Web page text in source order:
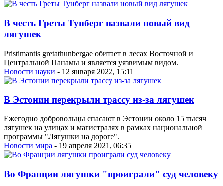
В честь Греты Тунберг назвали новый вид
лягушек
Pristimantis gretathunbergae обитает в лесах Восточной и
Центральной Панамы и является уязвимым видом.
Новости науки - 12 января 2022, 15:11
В Эстонии перекрыли трассу из-за лягушек
Ежегодно добровольцы спасают в Эстонии около 15 тысяч
лягушек на улицах и магистралях в рамках национальной
программы "Лягушки на дороге".
Новости мира - 19 апреля 2021, 06:35
Во Франции лягушки "проиграли" суд человеку